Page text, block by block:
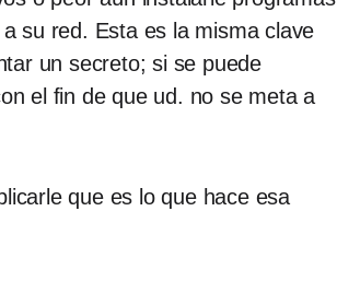
su red. Esta es la misma clave
un secreto; si se puede
el fin de que ud. no se meta a
que es lo que hace esa